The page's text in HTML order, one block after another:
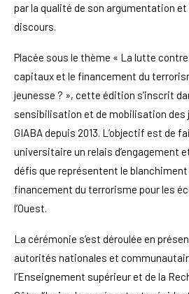
par la qualité de son argumentation
discours.
Placée sous le thème « La lutte
capitaux et le financement du
jeunesse ? », cette édition s’inscrit
sensibilisation et de mobilisation des
GIABA depuis 2013. L’objectif est de
universitaire un relais d’engagement
défis que représentent le
financement du terrorisme pour les
l’Ouest.
La cérémonie s’est déroulée en
autorités nationales et
l’Enseignement supérieur et de la